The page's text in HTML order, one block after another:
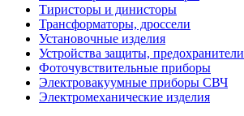
Тиристоры и динисторы
Трансформаторы, дроссели
Установочные изделия
Устройства защиты, предохранители
Фоточувствительные приборы
Электровакуумные приборы СВЧ
Электромеханические изделия